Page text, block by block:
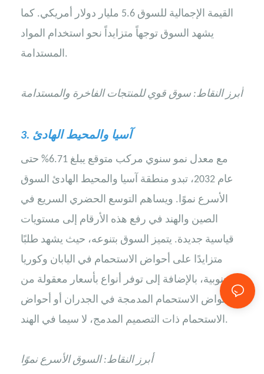
القيمة الإجمالية للسوق 5.6 مليار دولار أمريكي. كما
يشهد السوق توجهاً متزايداً نحو استخدام المواد
المستدامة.
أبرز النقاط: سوق قوي للمنتجات الفاخرة والمستدامة
3. آسيا والمحيط الهادئ
مع معدل نمو سنوي مركب متوقع يبلغ 6.71% حتى
عام 2032، تبدو منطقة آسيا والمحيط الهادئ السوق
الأسرع نموًا. ويساهم التوسع الحضري السريع في
الصين والهند في رفع هذه الأرقام إلى مستويات
قياسية جديدة. يتميز السوق بتنوعه، حيث يشهد طلبًا
متزايدًا على أحواض الاستحمام في اليابان وكوريا
الجنوبية، بالإضافة إلى توفر أنواع بأسعار معقولة من
أحواض الاستحمام المدمجة في الجدران أو أحواض
الاستحمام ذات التصميم المدمج، لا سيما في الهند.
أبرز النقاط: السوق الأسرع نموًا